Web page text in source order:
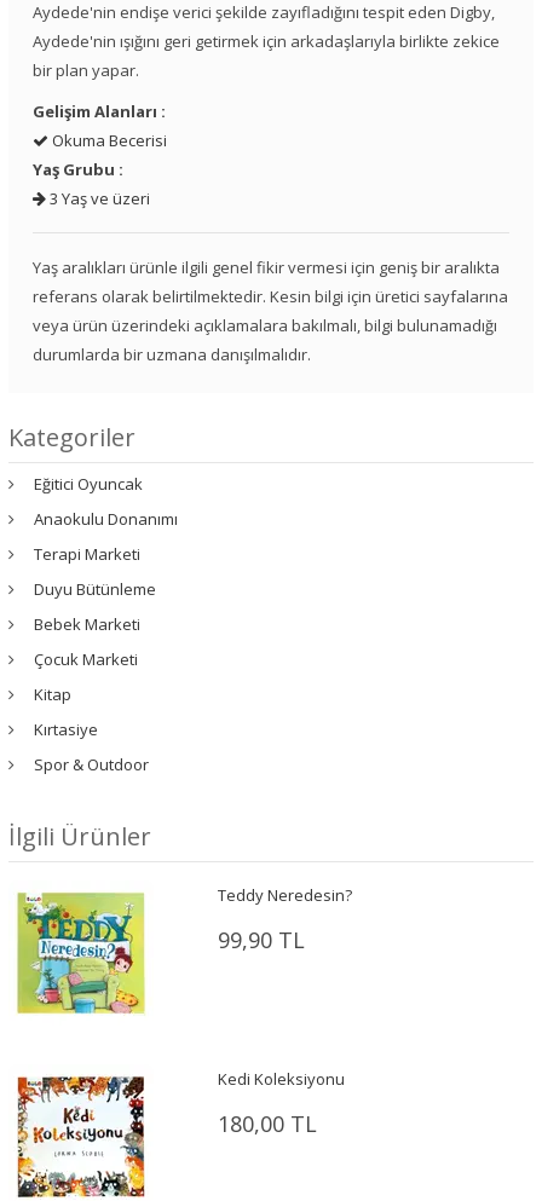
Aydede'nin endişe verici şekilde zayıfladığını tespit eden Digby,
Aydede'nin ışığını geri getirmek için arkadaşlarıyla birlikte zekice
bir plan yapar.
Gelişim Alanları :
Okuma Becerisi
Yaş Grubu :
3 Yaş ve üzeri
Yaş aralıkları ürünle ilgili genel fikir vermesi için geniş bir aralıkta
referans olarak belirtilmektedir. Kesin bilgi için üretici sayfalarına
veya ürün üzerindeki açıklamalara bakılmalı, bilgi bulunamadığı
durumlarda bir uzmana danışılmalıdır.
Kategoriler
Eğitici Oyuncak
Anaokulu Donanımı
Terapi Marketi
Duyu Bütünleme
Bebek Marketi
Çocuk Marketi
Kitap
Kırtasiye
Spor & Outdoor
İlgili Ürünler
Teddy Neredesin?
99,90 TL
Kedi Koleksiyonu
180,00 TL